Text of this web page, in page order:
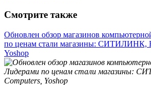
Смотрите также
Обновлен обзор магазинов
по ценам стали магазины: СИТИЛИНК,
Yoshop